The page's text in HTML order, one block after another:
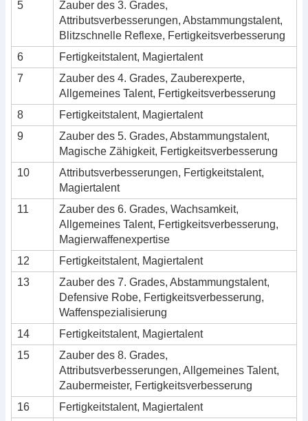
5
Zauber des 3. Grades,
Attributsverbesserungen, Abstammungstalent,
Blitzschnelle Reflexe, Fertigkeitsverbesserung
6
Fertigkeitstalent, Magiertalent
7
Zauber des 4. Grades, Zauberexperte,
Allgemeines Talent, Fertigkeitsverbesserung
8
Fertigkeitstalent, Magiertalent
9
Zauber des 5. Grades, Abstammungstalent,
Magische Zähigkeit, Fertigkeitsverbesserung
10
Attributsverbesserungen, Fertigkeitstalent,
Magiertalent
11
Zauber des 6. Grades, Wachsamkeit,
Allgemeines Talent, Fertigkeitsverbesserung,
Magierwaffenexpertise
12
Fertigkeitstalent, Magiertalent
13
Zauber des 7. Grades, Abstammungstalent,
Defensive Robe, Fertigkeitsverbesserung,
Waffenspezialisierung
14
Fertigkeitstalent, Magiertalent
15
Zauber des 8. Grades,
Attributsverbesserungen, Allgemeines Talent,
Zaubermeister, Fertigkeitsverbesserung
16
Fertigkeitstalent, Magiertalent